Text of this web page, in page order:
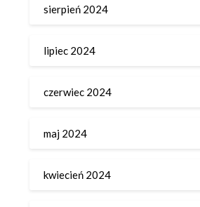
sierpień 2024
lipiec 2024
czerwiec 2024
maj 2024
kwiecień 2024